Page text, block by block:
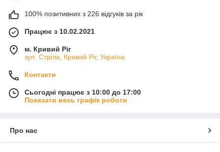
100% позитивних з 226 відгуків за рік
Працює з 10.02.2021
м. Кривий Ріг
зуп. Стріла, Кривий Ріг, Україна
Контакти
Сьогодні працює з 10:00 до 17:00
Показати весь графік роботи
Про нас